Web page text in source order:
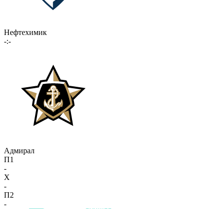
Нефтехимик
-:-
Адмирал
П1
-
X
-
П2
-